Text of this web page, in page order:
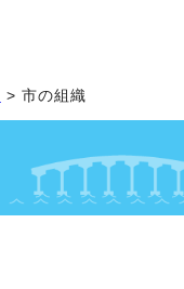
> 市の組織